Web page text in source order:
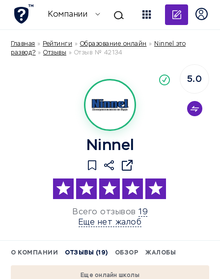
Компании
Главная » Рейтинги » Образование онлайн » Ninnel это
развод? » Отзывы » Отзыв № 42134
Ninnel
Всего отзывов 19
Еще нет жалоб
5.0
О КОМПАНИИ ОТЗЫВЫ (19) ОБЗОР ЖАЛОБЫ
Еще онлайн школы